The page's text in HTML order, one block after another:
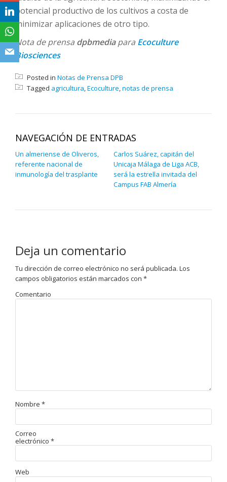
potencial productivo de los cultivos a costa de
minimizar aplicaciones de otro tipo.
Nota de prensa dpbmediapara Ecoculture
Biosciences
Posted in Notas de Prensa DPB
Tagged agricultura,Ecoculture,notas de prensa
NAVEGACIÓN DE ENTRADAS
Un almeriense de Oliveros,
referente nacional de
inmunología del trasplante
Carlos Suárez, capitán del
Unicaja Málaga de Liga ACB,
será la estrella invitada del
Campus FAB Almería
Deja un comentario
Tu dirección de correo electrónico no será publicada. Los
campos obligatorios están marcados con *
Comentario
Nombre *
Correo
electrónico *
Web